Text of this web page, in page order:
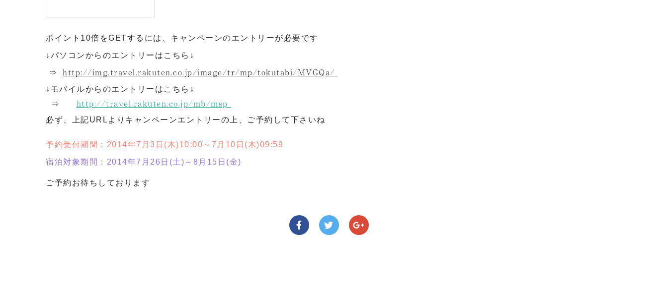
ポイント10倍をGETするには、キャンペーンのエントリーが必要です
↓パソコンからのエントリーはこちら↓
⇒ http://img.travel.rakuten.co.jp/image/tr/mp/tokutabi/MVGQa/
↓モバイルからのエントリーはこちら↓
⇒ http://travel.rakuten.co.jp/mb/msp
必ず、上記URLよりキャンペーンエントリーの上、ご予約して下さいね
予約受付期間： 2014年7月3日(木)10:00～7月10日(木)09:59
宿泊対象期間：2014年7月26日(土)～8月15日(金)
ご予約お待ちしております